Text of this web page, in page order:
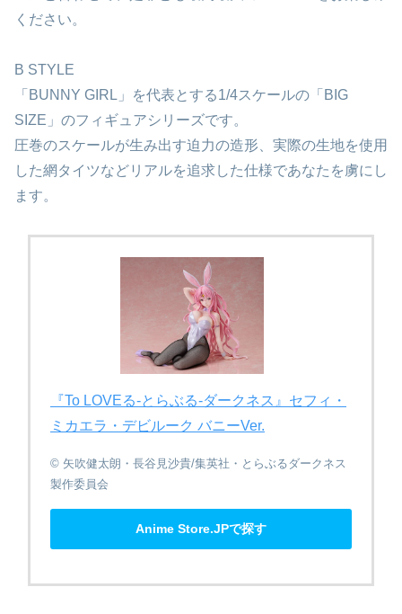
ください。
B STYLE
「BUNNY GIRL」を代表とする1/4スケールの「BIG
SIZE」のフィギュアシリーズです。
圧巻のスケールが生み出す迫力の造形、実際の生地を使用
した網タイツなどリアルを追求した仕様であなたを虜にし
ます。
『To LOVEる​-とらぶる​-ダークネス』セフィ・
ミカエラ・デビルーク バニーVer.
© 矢吹健太朗・長谷見沙貴/集英社・とらぶるダークネス
製作委員会
Anime Store.JPで探す